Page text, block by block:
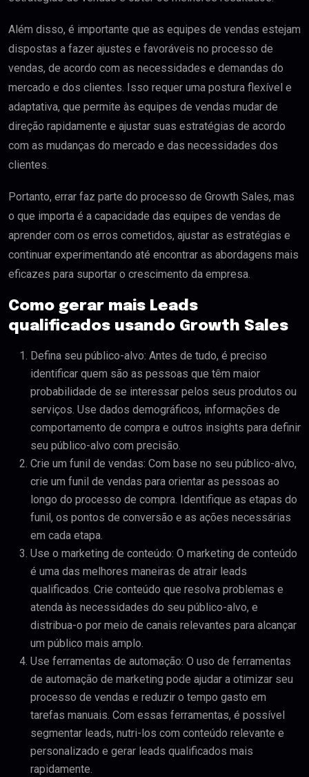
Além disso, é importante que as equipes de vendas estejam
dispostas a fazer ajustes e favoráveis ​​no processo de
vendas, de acordo com as necessidades e demandas do
mercado e dos clientes. Isso requer uma postura flexível e
adaptativa, que permite às equipes de vendas mudar de
direção rapidamente e ajustar suas estratégias de acordo
com as mudanças do mercado e das necessidades dos
clientes.
Portanto, errar faz parte do processo de Growth Sales, mas
o que importa é a capacidade das equipes de vendas de
aprender com os erros cometidos, ajustar as estratégias e
continuar experimentando até encontrar as abordagens mais
eficazes para suportar o crescimento da empresa.
Como gerar mais Leads
qualificados usando Growth Sales
Defina seu público-alvo: Antes de tudo, é preciso
identificar quem são as pessoas que têm maior
probabilidade de se interessar pelos seus produtos ou
serviços. Use dados demográficos, informações de
comportamento de compra e outros insights para definir
seu público-alvo com precisão.
Crie um funil de vendas: Com base no seu público-alvo,
crie um funil de vendas para orientar as pessoas ao
longo do processo de compra. Identifique as etapas do
funil, os pontos de conversão e as ações necessárias
em cada etapa.
Use o marketing de conteúdo: O marketing de conteúdo
é uma das melhores maneiras de atrair leads
qualificados. Crie conteúdo que resolva problemas e
atenda às necessidades do seu público-alvo, e
distribua-o por meio de canais relevantes para alcançar
um público mais amplo.
Use ferramentas de automação: O uso de ferramentas
de automação de marketing pode ajudar a otimizar seu
processo de vendas e reduzir o tempo gasto em
tarefas manuais. Com essas ferramentas, é possível
segmentar leads, nutri-los com conteúdo relevante e
personalizado e gerar leads qualificados mais
rapidamente.